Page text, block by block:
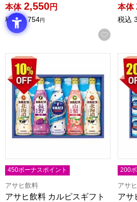
本体 2,550円
税込 2,754円
お気に
本体
税込
アサヒ飲料 カルピスギフト【夏の
450ボーナスポイント
アサヒ飲料
アサヒ飲料 カルピスギフト
ア
200
アサ
アサ